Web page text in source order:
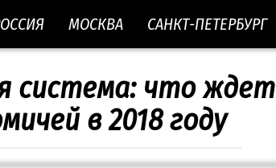
МОСКВА САНКТ-ПЕТЕРБУРГ
система: что ждет
в 2018 году